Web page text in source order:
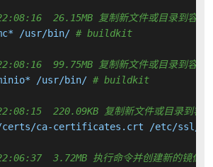
26.15MB 复制新文件或目录到容器
/usr/bin/ # buildkit
99.75MB 复制新文件或目录到容器
minio* /usr/bin/ # buildkit
220.09KB 复制新文件或目录到容
certs/ca-certificates.crt /etc/ssl/
3.72MB 执行命令并创建新的镜像层